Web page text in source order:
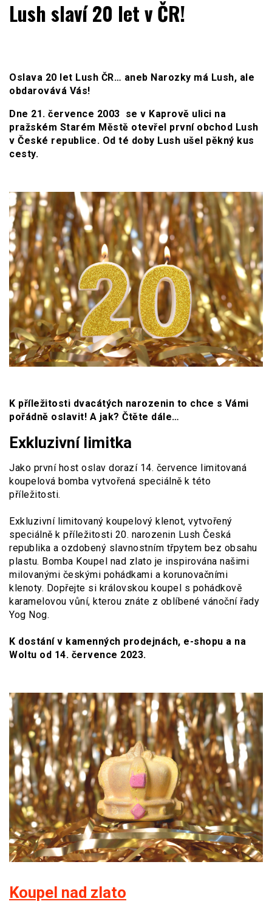
Lush slaví 20 let v ČR!
Oslava 20 let Lush ČR… aneb Narozky má Lush, ale
obdarovává Vás!
Dne 21. července 2003 se v Kaprově ulici na
pražském Starém Městě otevřel první obchod Lush
v České republice. Od té doby Lush ušel pěkný kus
cesty.
K příležitosti dvacátých narozenin to chce s Vámi
pořádně oslavit! A jak? Čtěte dále…
Exkluzivní limitka
Jako první host oslav dorazí 14. července limitovaná
koupelová bomba vytvořená speciálně k této
příležitosti.
Exkluzivní limitovaný koupelový klenot, vytvořený
speciálně k příležitosti 20. narozenin Lush Česká
republika a ozdobený slavnostním třpytem bez obsahu
plastu. Bomba Koupel nad zlato je inspirována našimi
milovanými českými pohádkami a korunovačními
klenoty. Dopřejte si královskou koupel s pohádkově
karamelovou vůní, kterou znáte z oblíbené vánoční řady
Yog Nog.
K dostání v kamenných prodejnách, e-shopu a na
Woltu od 14. července 2023.
Koupel nad zlato